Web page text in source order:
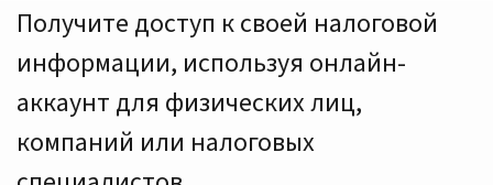
Получите доступ к своей налоговой
информации, используя онлайн-
аккаунт для физических лиц,
компаний или налоговых